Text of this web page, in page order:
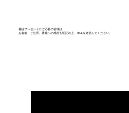
番組プレゼントにご応募の皆様は
お名前、ご住所、番組への感想を明記の上、MAILを送信してください。